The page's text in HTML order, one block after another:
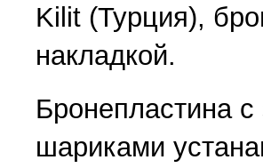
Kilit (Турция),
накладкой.
Бронепластина
шариками